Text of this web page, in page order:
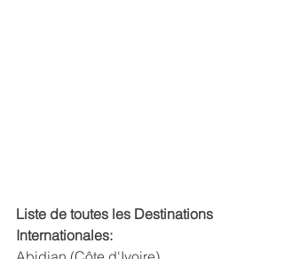
Liste de toutes les Destinations
Internationales: